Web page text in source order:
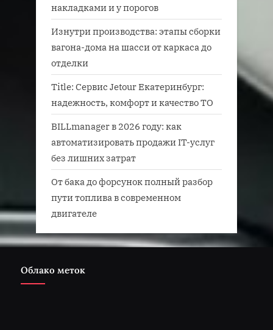
накладками и у порогов
Изнутри производства: этапы сборки
вагона-дома на шасси от каркаса до
отделки
Title: Сервис Jetour Екатеринбург:
надежность, комфорт и качество ТО
BILLmanager в 2026 году: как
автоматизировать продажи IT-услуг
без лишних затрат
От бака до форсунок полный разбор
пути топлива в современном
двигателе
Облако меток